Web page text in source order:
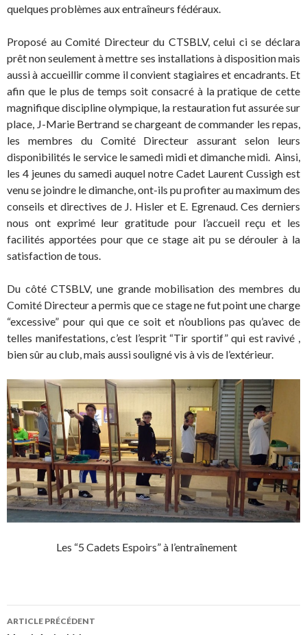
quelques problèmes aux entraîneurs fédéraux.
Proposé au Comité Directeur du CTSBLV, celui ci se déclara
prêt non seulement à mettre ses installations à disposition mais
aussi à accueillir comme il convient stagiaires et encadrants. Et
afin que le plus de temps soit consacré à la pratique de cette
magnifique discipline olympique, la restauration fut assurée sur
place, J-Marie Bertrand se chargeant de commander les repas,
les membres du Comité Directeur assurant selon leurs
disponibilités le service le samedi midi et dimanche midi. Ainsi,
les 4 jeunes du samedi auquel notre Cadet Laurent Cussigh est
venu se joindre le dimanche, ont-ils pu profiter au maximum des
conseils et directives de J. Hisler et E. Egrenaud. Ces derniers
nous ont exprimé leur gratitude pour l’accueil reçu et les
facilités apportées pour que ce stage ait pu se dérouler à la
satisfaction de tous.
Du côté CTSBLV, une grande mobilisation des membres du
Comité Directeur a permis que ce stage ne fut point une charge
“excessive” pour qui que ce soit et n’oublions pas qu’avec de
telles manifestations, c’est l’esprit “Tir sportif” qui est ravivé ,
bien sûr au club, mais aussi souligné vis à vis de l’extérieur.
Les “5 Cadets Espoirs” à l’entraînement
Navigation
ARTICLE PRÉCÉDENT